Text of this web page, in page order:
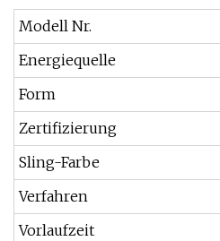
Modell Nr.
Energiequelle
Form
Zertifizierung
Sling-Farbe
Verfahren
Vorlaufzeit